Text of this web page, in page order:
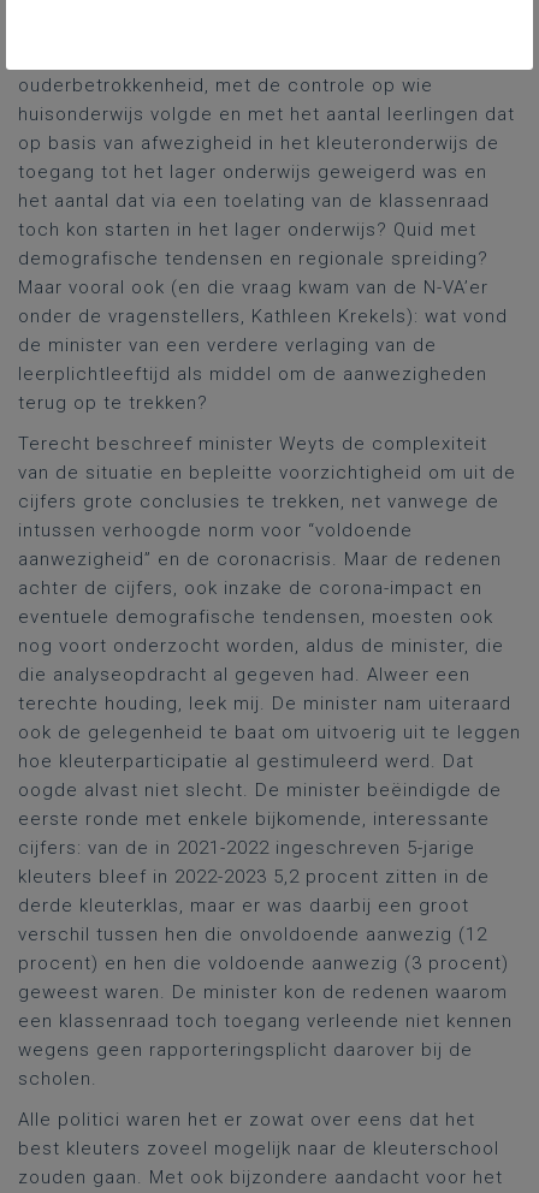
ouderbetrokkenheid, met de controle op wie
huisonderwijs volgde en met het aantal leerlingen dat
op basis van afwezigheid in het kleuteronderwijs de
toegang tot het lager onderwijs geweigerd was en
het aantal dat via een toelating van de klassenraad
toch kon starten in het lager onderwijs? Quid met
demografische tendensen en regionale spreiding?
Maar vooral ook (en die vraag kwam van de N-VA’er
onder de vragenstellers, Kathleen Krekels): wat vond
de minister van een verdere verlaging van de
leerplichtleeftijd als middel om de aanwezigheden
terug op te trekken?
Terecht beschreef minister Weyts de complexiteit
van de situatie en bepleitte voorzichtigheid om uit de
cijfers grote conclusies te trekken, net vanwege de
intussen verhoogde norm voor “voldoende
aanwezigheid” en de coronacrisis. Maar de redenen
achter de cijfers, ook inzake de corona-impact en
eventuele demografische tendensen, moesten ook
nog voort onderzocht worden, aldus de minister, die
die analyseopdracht al gegeven had. Alweer een
terechte houding, leek mij. De minister nam uiteraard
ook de gelegenheid te baat om uitvoerig uit te leggen
hoe kleuterparticipatie al gestimuleerd werd. Dat
oogde alvast niet slecht. De minister beëindigde de
eerste ronde met enkele bijkomende, interessante
cijfers: van de in 2021-2022 ingeschreven 5-jarige
kleuters bleef in 2022-2023 5,2 procent zitten in de
derde kleuterklas, maar er was daarbij een groot
verschil tussen hen die onvoldoende aanwezig (12
procent) en hen die voldoende aanwezig (3 procent)
geweest waren. De minister kon de redenen waarom
een klassenraad toch toegang verleende niet kennen
wegens geen rapporteringsplicht daarover bij de
scholen.
Alle politici waren het er zowat over eens dat het
best kleuters zoveel mogelijk naar de kleuterschool
zouden gaan. Met ook bijzondere aandacht voor het